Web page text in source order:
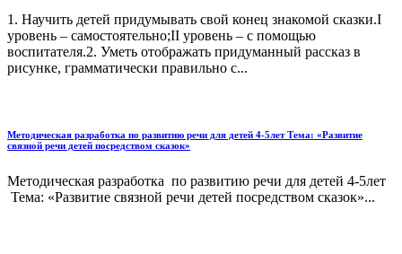
1. Научить детей придумывать свой конец знакомой сказки.I
уровень – самостоятельно;II уровень – с помощью
воспитателя.2. Уметь отображать придуманный рассказ в
рисунке, грамматически правильно с...
Методическая разработка по развитию речи для детей 4-5лет Тема: «Развитие
связной речи детей посредством сказок»
Методическая разработка по развитию речи для детей 4-5лет
Тема: «Развитие связной речи детей посредством сказок»...